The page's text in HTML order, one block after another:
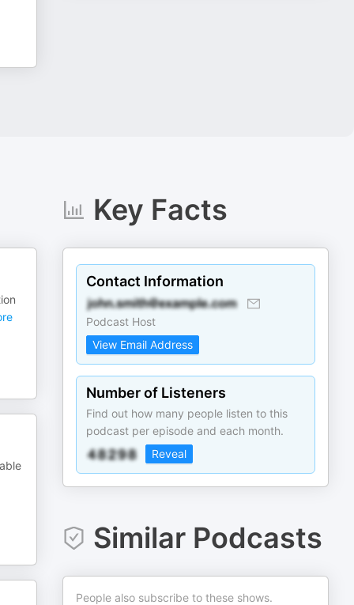
Key Facts
Contact Information
Podcast Host
View Email Address
Number of Listeners
Find out how many people listen to this
podcast per episode and each month.
Reveal
Similar Podcasts
People also subscribe to these shows.